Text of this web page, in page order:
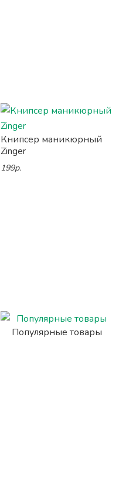
Книпсер маникюрный
Zinger
199р.
Популярные товары